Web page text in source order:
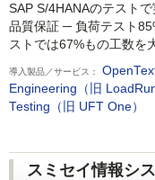
SAP S/4HANAのテスト
品質保証 ─ 負荷テスト
ストでは67%もの工数を
導入製品／サービス：
Engineering（旧
Testing（旧 UFT One）
スミセイ情報シ